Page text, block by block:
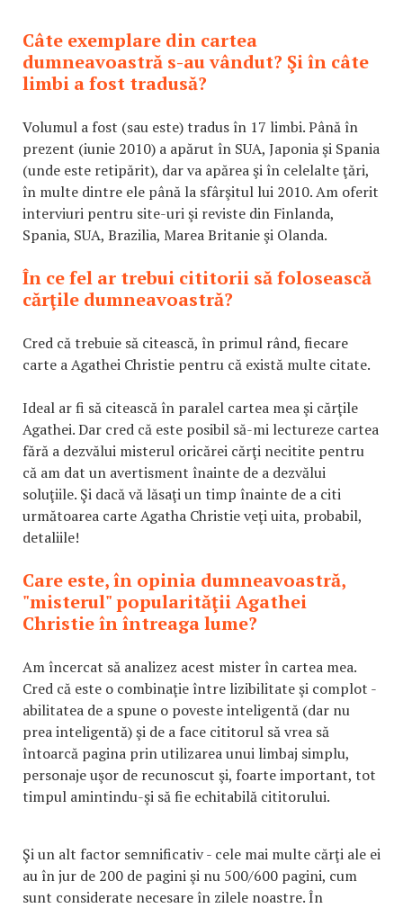
Câte exemplare din cartea
dumneavoastră s-au vândut? Şi în câte
limbi a fost tradusă?
Volumul a fost (sau este) tradus în 17 limbi. Până în
prezent (iunie 2010) a apărut în SUA, Japonia şi Spania
(unde este retipărit), dar va apărea şi în celelalte ţări,
în multe dintre ele până la sfârşitul lui 2010. Am oferit
interviuri pentru site-uri şi reviste din Finlanda,
Spania, SUA, Brazilia, Marea Britanie şi Olanda.
În ce fel ar trebui cititorii să folosească
cărţile dumneavoastră?
Cred că trebuie să citească, în primul rând, fiecare
carte a Agathei Christie pentru că există multe citate.
Ideal ar fi să citească în paralel cartea mea şi cărţile
Agathei. Dar cred că este posibil să-mi lectureze cartea
fără a dezvălui misterul oricărei cărţi necitite pentru
că am dat un avertisment înainte de a dezvălui
soluţiile. Şi dacă vă lăsaţi un timp înainte de a citi
următoarea carte Agatha Christie veţi uita, probabil,
detaliile!
Care este, în opinia dumneavoastră,
"misterul" popularităţii Agathei
Christie în întreaga lume?
Am încercat să analizez acest mister în cartea mea.
Cred că este o combinaţie între lizibilitate şi complot -
abilitatea de a spune o poveste inteligentă (dar nu
prea inteligentă) şi de a face cititorul să vrea să
întoarcă pagina prin utilizarea unui limbaj simplu,
personaje uşor de recunoscut şi, foarte important, tot
timpul amintindu-şi să fie echitabilă cititorului.
Şi un alt factor semnificativ - cele mai multe cărţi ale ei
au în jur de 200 de pagini şi nu 500/600 pagini, cum
sunt considerate necesare în zilele noastre. În